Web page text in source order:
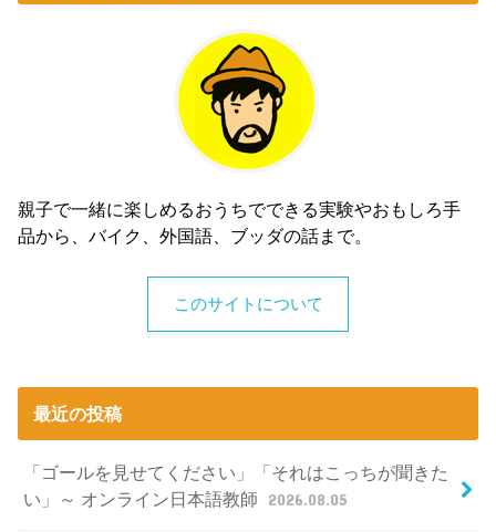
親子で一緒に楽しめるおうちでできる実験やおもしろ手
品から、バイク、外国語、ブッダの話まで。
このサイトについて
最近の投稿
「ゴールを見せてください」「それはこっちが聞きた
い」～ オンライン日本語教師
2026.08.05